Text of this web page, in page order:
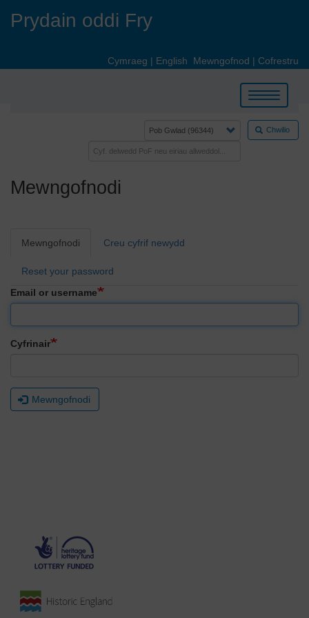
Prydain oddi Fry
Cymraeg | English Mewngofnod | Cofrestru
Toggle
navigation
Chwilio
Mewngofnodi
Primary
Mewngofnodi Creu cyfrif newydd
Reset your password
Email or username
Cyfrinair
Mewngofnodi